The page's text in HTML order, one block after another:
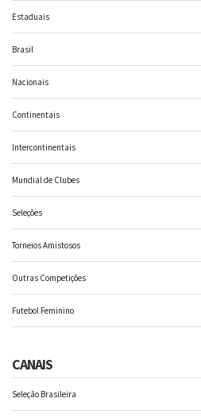
Estaduais
Brasil
Nacionais
Continentais
Intercontinentais
Mundial de Clubes
Seleções
Torneios Amistosos
Outras Competições
Futebol Feminino
CANAIS
Seleção Brasileira